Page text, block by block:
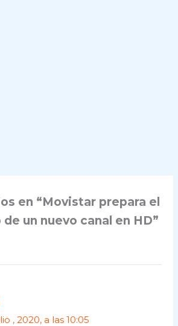
en “Movistar prepara el
un nuevo canal en HD”
, 2020, a las 10:05